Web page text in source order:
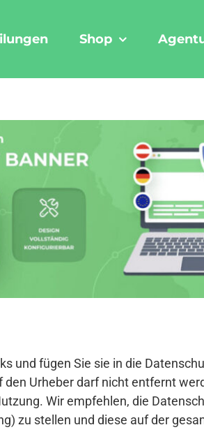
Shop
und fügen Sie sie in die
Urheber darf nicht entfernt
Wir empfehlen, die
zu stellen und diese auf der